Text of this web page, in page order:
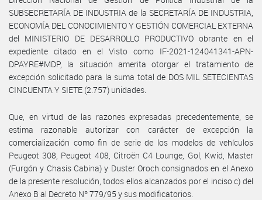
SUBSECRETARÍA DE INDUSTRIA de la SECRETARÍA DE INDUSTRIA,
ECONOMÍA DEL CONOCIMIENTO Y GESTIÓN COMERCIAL EXTERNA
del MINISTERIO DE DESARROLLO PRODUCTIVO obrante en el
expediente citado en el Visto como IF-2021-124041341-APN-
DPAYRE#MDP, la situación amerita otorgar el tratamiento de
excepción solicitado para la suma total de DOS MIL SETECIENTAS
CINCUENTA Y SIETE (2.757) unidades.
Que, en virtud de las razones expresadas precedentemente, se
estima razonable autorizar con carácter de excepción la
comercialización como fin de serie de los modelos de vehículos
Peugeot 308, Peugeot 408, Citroën C4 Lounge, Gol, Kwid, Master
(Furgón y Chasis Cabina) y Duster Oroch consignados en el Anexo
de la presente resolución, todos ellos alcanzados por el inciso c) del
Anexo B al Decreto Nº 779/95 y sus modificatorios.